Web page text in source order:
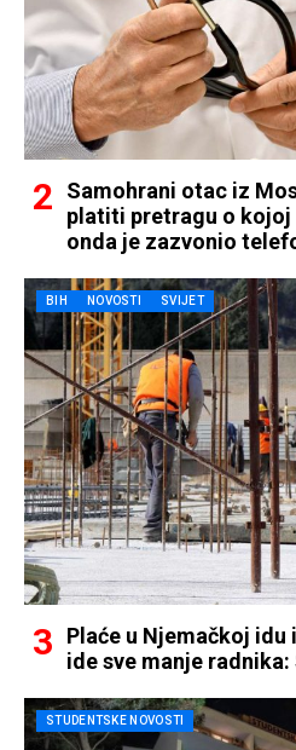
Samohrani otac iz
platiti pretragu o kojoj
onda je zazvonio
BIH NOVOSTI SVIJET
Plaće u Njemačkoj idu
ide sve manje
STUDENTSKE NOVOSTI